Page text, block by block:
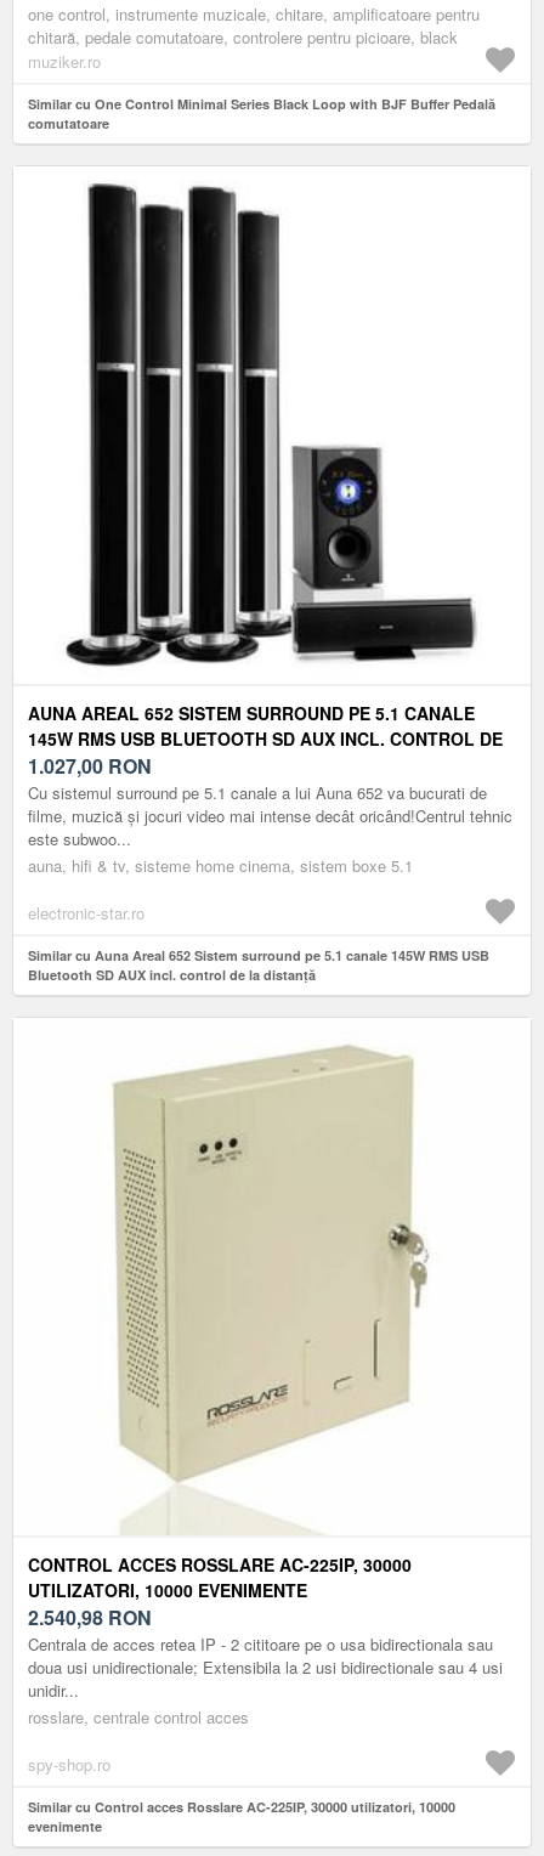
one control, instrumente muzicale, chitare, amplificatoare pentru
chitară, pedale comutatoare, controlere pentru picioare, black
muziker.ro
Similar cu One Control Minimal Series Black Loop with BJF Buffer Pedală
comutatoare
AUNA AREAL 652 SISTEM SURROUND PE 5.1 CANALE
145W RMS USB BLUETOOTH SD AUX INCL. CONTROL DE
LA DISTANȚĂ
1.027,00 RON
Cu sistemul surround pe 5.1 canale a lui Auna 652 va bucurati de
filme, muzică și jocuri video mai intense decât oricând!Centrul tehnic
este subwoo...
auna, hifi & tv, sisteme home cinema, sistem boxe 5.1
electronic-star.ro
Similar cu Auna Areal 652 Sistem surround pe 5.1 canale 145W RMS USB
Bluetooth SD AUX incl. control de la distanță
CONTROL ACCES ROSSLARE AC-225IP, 30000
UTILIZATORI, 10000 EVENIMENTE
2.540,98 RON
Centrala de acces retea IP - 2 cititoare pe o usa bidirectionala sau
doua usi unidirectionale; Extensibila la 2 usi bidirectionale sau 4 usi
unidir...
rosslare, centrale control acces
spy-shop.ro
Similar cu Control acces Rosslare AC-225IP, 30000 utilizatori, 10000
evenimente